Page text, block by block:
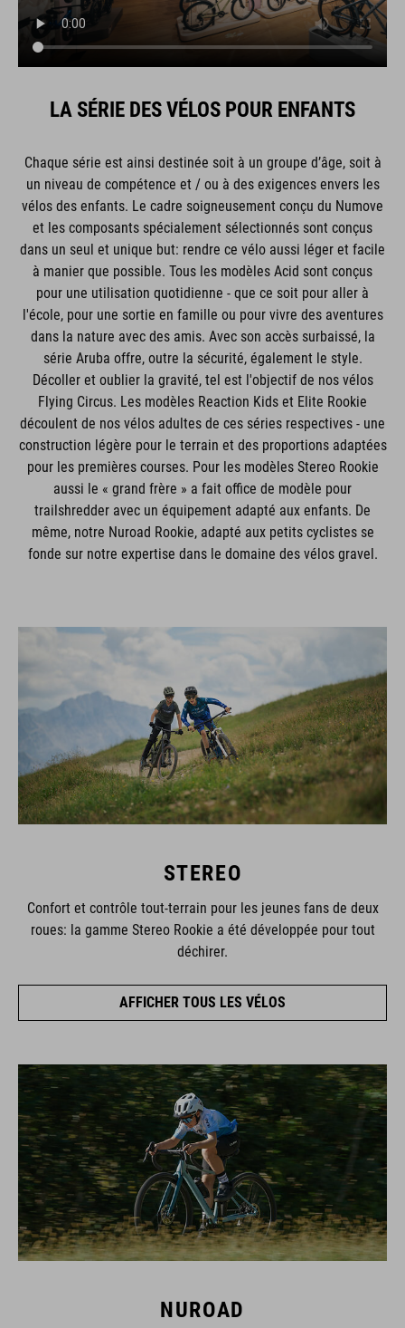
LA SÉRIE DES VÉLOS POUR ENFANTS
Chaque série est ainsi destinée soit à un groupe d’âge, soit à
un niveau de compétence et / ou à des exigences envers les
vélos des enfants. Le cadre soigneusement conçu du Numove
et les composants spécialement sélectionnés sont conçus
dans un seul et unique but: rendre ce vélo aussi léger et facile
à manier que possible. Tous les modèles Acid sont conçus
pour une utilisation quotidienne - que ce soit pour aller à
l'école, pour une sortie en famille ou pour vivre des aventures
dans la nature avec des amis. Avec son accès surbaissé, la
série Aruba offre, outre la sécurité, également le style.
Décoller et oublier la gravité, tel est l'objectif de nos vélos
Flying Circus. Les modèles Reaction Kids et Elite Rookie
découlent de nos vélos adultes de ces séries respectives - une
construction légère pour le terrain et des proportions adaptées
pour les premières courses. Pour les modèles Stereo Rookie
aussi le « grand frère » a fait office de modèle pour
trailshredder avec un équipement adapté aux enfants. De
même, notre Nuroad Rookie, adapté aux petits cyclistes se
fonde sur notre expertise dans le domaine des vélos gravel.
STEREO
Confort et contrôle tout-terrain pour les jeunes fans de deux
roues: la gamme Stereo Rookie a été développée pour tout
déchirer.
AFFICHER TOUS LES VÉLOS
NUROAD